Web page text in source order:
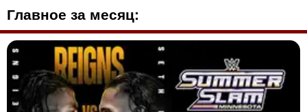
Главное за месяц: